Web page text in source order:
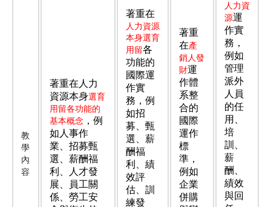
教
學
內
容
著重在人力
資源本身選育
用留各功能的
基本概念，例
如人事作
業、招募甄
選、薪酬福
利、人才發
展、員工關
係、勞工安
著重在
人力資源
本身選育
用留各
功能的
國際運
作實
務，例
如招
募、甄
選、薪
酬福
利、績
效評
估、訓
練發
著重
在產
銷人發
財運
作體
系整
合的
國際
運作
標
準，
例如
企業
併購
人力資
源運
作實
務，
例如
管理
派外
人員
的任
用、
培
訓、
薪
酬、
績效
與回